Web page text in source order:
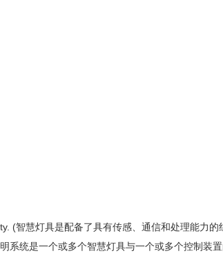
智慧灯具是配备了具有传感、通信和处理能力的
统是一个或多个智慧灯具与一个或多个控制装